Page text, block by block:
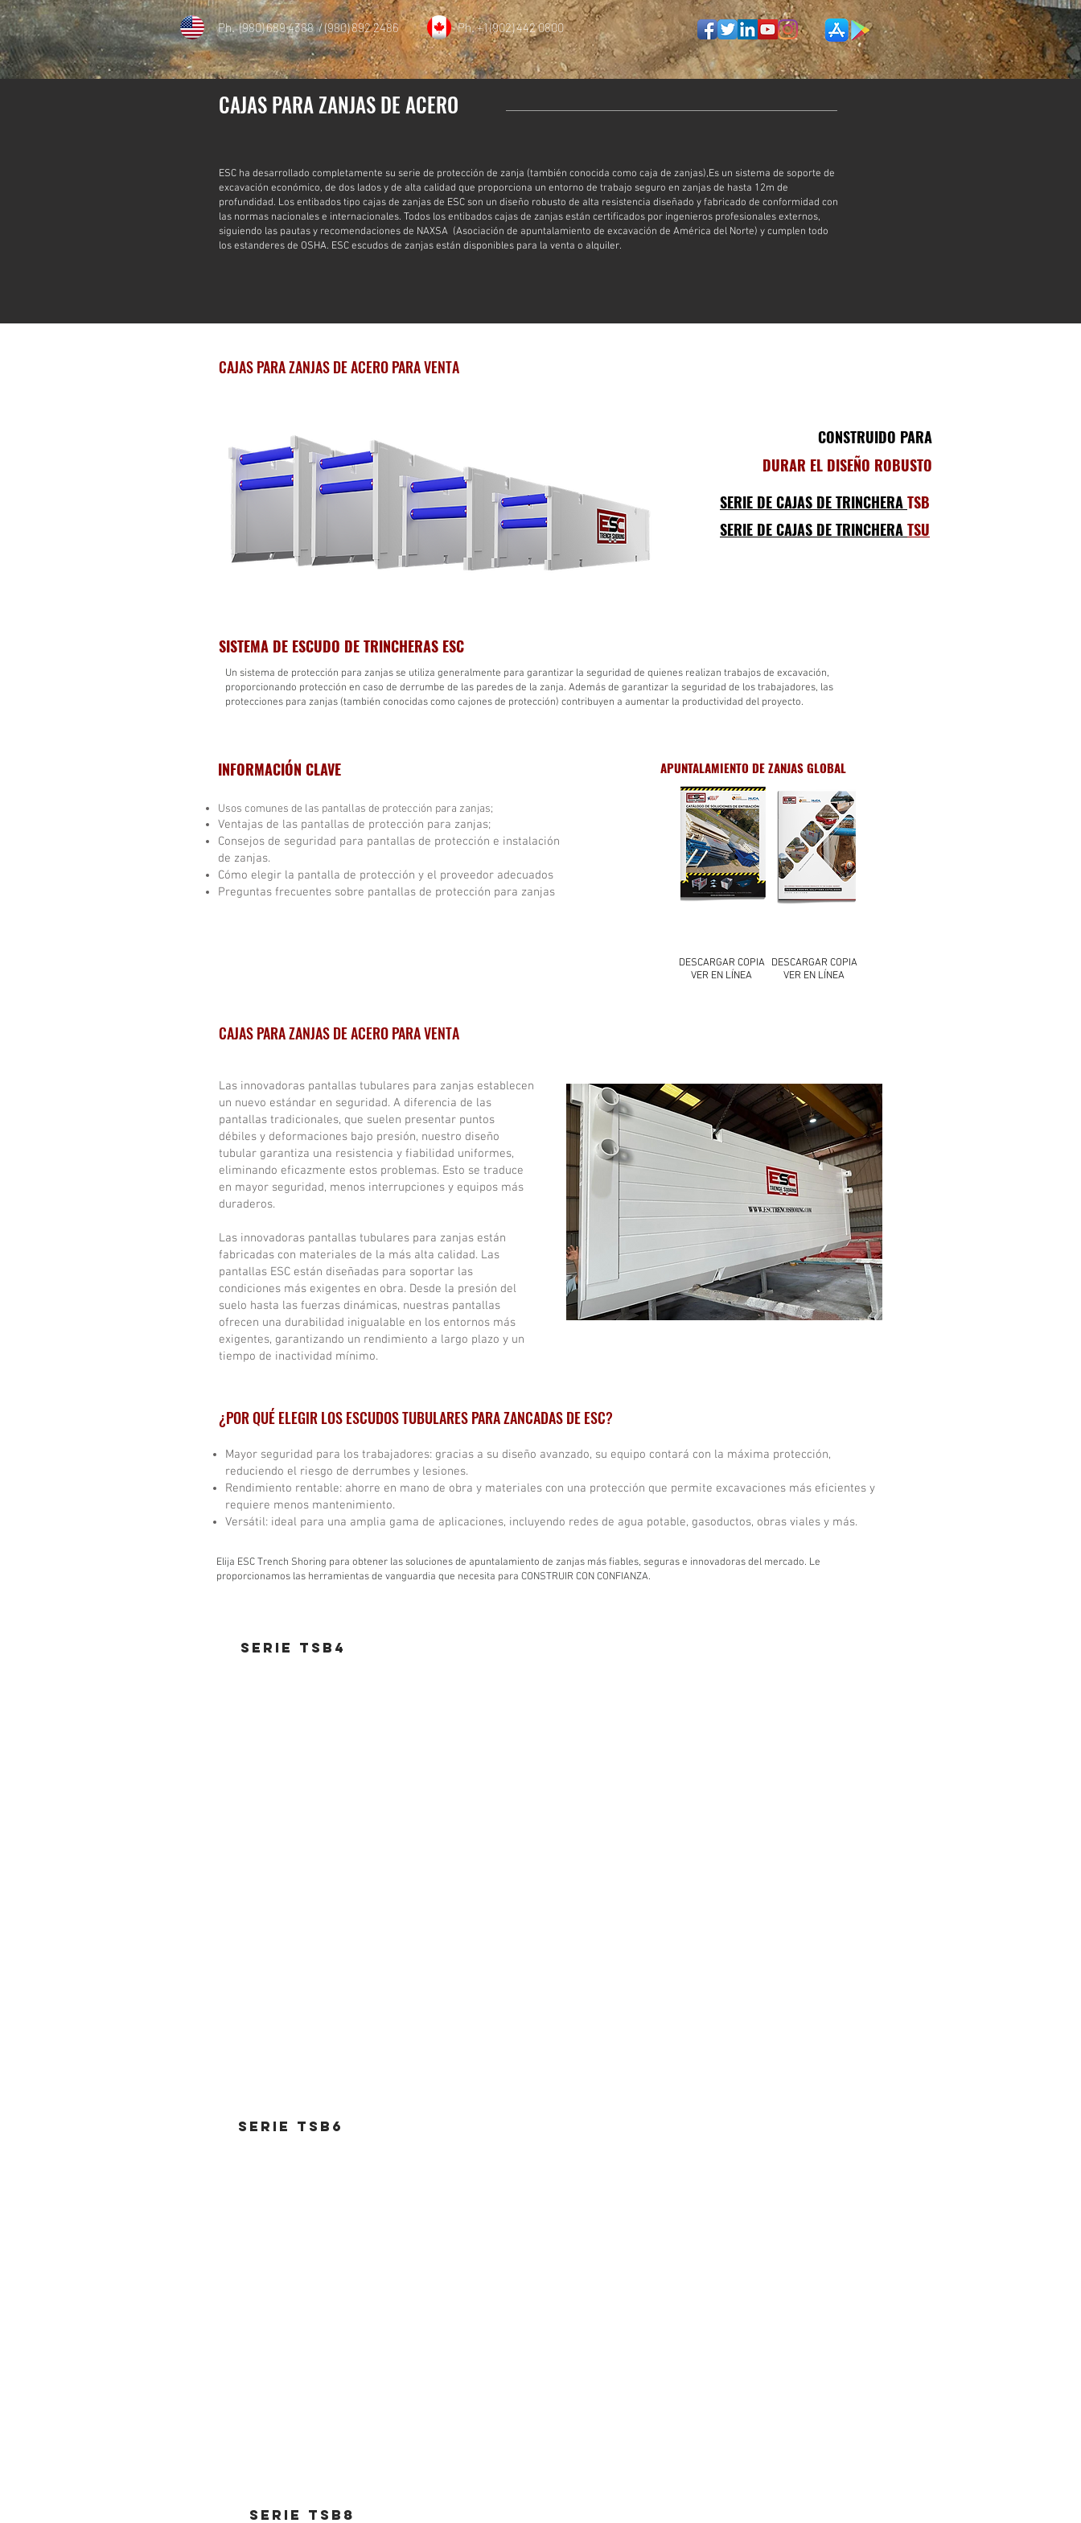
Ph. (980) 689 4388 / (980) 892 2486 Ph. +1 (902) 442 0800
CAJAS PARA ZANJAS DE ACERO
ESC ha desarrollado completamente su serie de protección de zanja (también conocida como caja de zanjas),Es un sistema de soporte de
excavación económico, de dos lados y de alta calidad que proporciona un entorno de trabajo seguro en zanjas de hasta 12m de
profundidad. Los entibados tipo cajas de zanjas de ESC son un diseño robusto de alta resistencia diseñado y fabricado de conformidad con
las normas nacionales e internacionales. Todos los entibados cajas de zanjas están certificados por ingenieros profesionales externos,
siguiendo las pautas y recomendaciones de NAXSA (Asociación de apuntalamiento de excavación de América del Norte) y cumplen todo
los estanderes de OSHA. ESC escudos de zanjas están disponibles para la venta o alquiler.
CAJAS PARA ZANJAS DE ACERO PARA VENTA
CONSTRUIDO PARA
DURAR EL DISEÑO ROBUSTO
SERIE DE CAJAS DE TRINCHERATSB
SERIE DE CAJAS DE TRINCHERATSU
SISTEMA DE ESCUDO DE TRINCHERAS ESC
Un sistema de protección para zanjas se utiliza generalmente para garantizar la seguridad de quienes realizan trabajos de excavación,
proporcionando protección en caso de derrumbe de las paredes de la zanja. Además de garantizar la seguridad de los trabajadores, las
protecciones para zanjas (también conocidas como cajones de protección) contribuyen a aumentar la productividad del proyecto.
INFORMACIÓN CLAVE
Usos comunes de las pantallas de protección para zanjas;
Ventajas de las pantallas de protección para zanjas;
Consejos de seguridad para pantallas de protección e instalación
de zanjas.
Cómo elegir la pantalla de protección y el proveedor adecuados
Preguntas frecuentes sobre pantallas de protección para zanjas
APUNTALAMIENTO DE ZANJAS GLOBAL
DESCARGAR COPIA
VER EN LÍNEA
DESCARGAR COPIA
VER EN LÍNEA
CAJAS PARA ZANJAS DE ACERO PARA VENTA
Las innovadoras pantallas tubulares para zanjas establecen
un nuevo estándar en seguridad. A diferencia de las
pantallas tradicionales, que suelen presentar puntos
débiles y deformaciones bajo presión, nuestro diseño
tubular garantiza una resistencia y fiabilidad uniformes,
eliminando eficazmente estos problemas. Esto se traduce
en mayor seguridad, menos interrupciones y equipos más
duraderos.
Las innovadoras pantallas tubulares para zanjas están
fabricadas con materiales de la más alta calidad. Las
pantallas ESC están diseñadas para soportar las
condiciones más exigentes en obra. Desde la presión del
suelo hasta las fuerzas dinámicas, nuestras pantallas
ofrecen una durabilidad inigualable en los entornos más
exigentes, garantizando un rendimiento a largo plazo y un
tiempo de inactividad mínimo.
¿POR QUÉ ELEGIR LOS ESCUDOS TUBULARES PARA ZANCADAS DE ESC?
Mayor seguridad para los trabajadores: gracias a su diseño avanzado, su equipo contará con la máxima protección,
reduciendo el riesgo de derrumbes y lesiones.
Rendimiento rentable: ahorre en mano de obra y materiales con una protección que permite excavaciones más eficientes y
requiere menos mantenimiento.
Versátil: ideal para una amplia gama de aplicaciones, incluyendo redes de agua potable, gasoductos, obras viales y más.
Elija ESC Trench Shoring para obtener las soluciones de apuntalamiento de zanjas más fiables, seguras e innovadoras del mercado. Le
proporcionamos las herramientas de vanguardia que necesita para CONSTRUIR CON CONFIANZA.
SERIE tsb4
SERIE tsb6
SERIE tsb8